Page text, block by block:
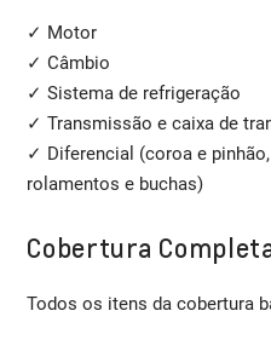
✓ Motor
✓ Câmbio
✓ Sistema de refrigeração
✓ Transmissão e caixa de
✓ Diferencial (coroa e
rolamentos e buchas)
Cobertura
Todos os itens da cobertura